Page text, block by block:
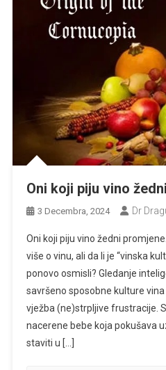
Oni koji piju vino
3 Decembra, 2024 Dr
Oni koji piju vino žedni
više o vinu, ali da li je “vinska
ponovo osmisli? Gledanje
savršeno sposobne kulture
vježba (ne)strpljive frustracije.
nacerene bebe koja pokušava
staviti u […]